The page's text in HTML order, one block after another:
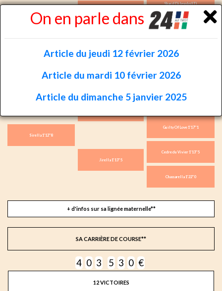
On en parle dans
Article du jeudi 12 février 2026
Article du mardi 10 février 2026
Article du dimanche 5 janvier 2025
Sharif Di Iesolo (IT)
Infante d'Aunou 1'16''2
Kimberland (US)
Oligiste
Sirella 1'12''8
Guilty Of Love 1'17''1
Jirella 1'13''5
Cedre du Vivier 1'13''5
Chassarella 1'22''0
+ d'infos sur sa lignée maternelle**
SA CARRIÈRE DE COURSE**
4 0 3 5 3 0 €
12 VICTOIRES